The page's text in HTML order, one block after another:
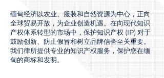
缅甸经济以农业、服装和自然资源为中心，正向
全球贸易开放，为企业创造机遇。在向现代知识
产权体系转型的市场中，保护知识产权 (IP) 对于
鼓励创新、防止假冒和树立品牌信誉至关重要。
我们律所提供专业的知识产权服务，保护您在缅
甸的商标和发明。